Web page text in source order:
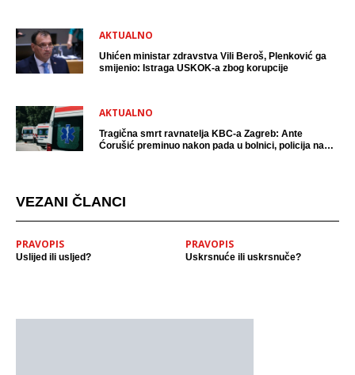
AKTUALNO
Uhićen ministar zdravstva Vili Beroš, Plenković ga
smijenio: Istraga USKOK-a zbog korupcije
AKTUALNO
Tragična smrt ravnatelja KBC-a Zagreb: Ante
Ćorušić preminuo nakon pada u bolnici, policija na
VEZANI ČLANCI
PRAVOPIS
Uslijed ili usljed?
PRAVOPIS
Uskrsnuće ili uskrsnuče?